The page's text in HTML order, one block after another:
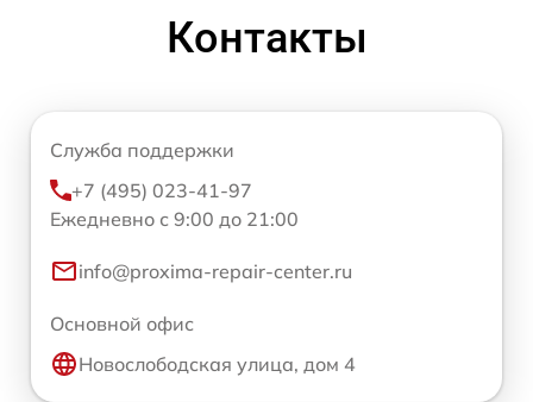
Контакты
Служба поддержки
+7 (495) 023-41-97
Ежедневно с 9:00 до 21:00
info@proxima-repair-center.ru
Основной офис
Новослободская улица, дом 4